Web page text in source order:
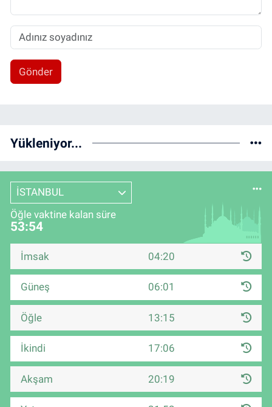
Gönder
Yükleniyor...
İSTANBUL
Öğle vaktine kalan süre
53:53
İmsak 04:20
Güneş 06:01
Öğle 13:15
İkindi 17:06
Akşam 20:19